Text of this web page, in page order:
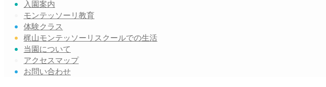
入園案内
モンテッソーリ教育
体験クラス
梶山モンテッソーリスクールでの生活
当園について
アクセスマップ
お問い合わせ